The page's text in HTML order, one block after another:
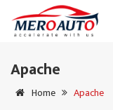
Apache
Home Apache